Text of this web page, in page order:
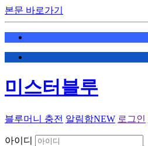
본문 바로가기
미스터블루
블루머니 충전 알림함NEW 로그인
아이디